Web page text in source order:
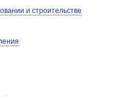
и строительстве